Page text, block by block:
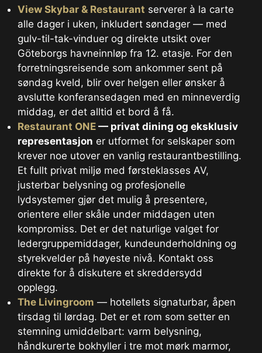
View Skybar & Restaurant serverer à la carte
alle dager i uken, inkludert søndager — med
gulv-til-tak-vinduer og direkte utsikt over
Göteborgs havneinnløp fra 12. etasje. For den
forretningsreisende som ankommer sent på
søndag kveld, blir over helgen eller ønsker å
avslutte konferansedagen med en minneverdig
middag, er det alltid et bord å få.
Restaurant ONE — privat dining og eksklusiv
representasjon er utformet for selskaper som
krever noe utover en vanlig restaurantbestilling.
Et fullt privat miljø med førsteklasses AV,
justerbar belysning og profesjonelle
lydsystemer gjør det mulig å presentere,
orientere eller skåle under middagen uten
kompromiss. Det er det naturlige valget for
ledergruppemiddager, kundeunderholdning og
styrekvelder på høyeste nivå. Kontakt oss
direkte for å diskutere et skreddersydd
opplegg.
The Livingroom — hotellets signaturbar, åpen
tirsdag til lørdag. Det er et rom som setter en
stemning umiddelbart: varm belysning,
håndkurerte bokhyller i tre mot mørk marmor,